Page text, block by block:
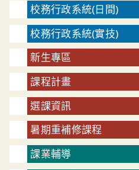
校務行政系統(日間)
校務行政系統(實技)
新生專區
課程計畫
選課資訊
暑期重補修課程
課業輔導